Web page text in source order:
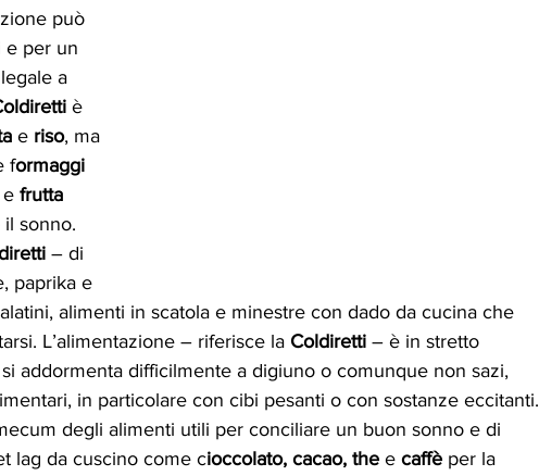
può
e per un
a
è
e riso, ma
formaggi
frutta
sonno.
– di
paprika e
alimenti in scatola e minestre con dado da cucina che
L’alimentazione – riferisce la Coldiretti – è in stretto
addormenta difficilmente a digiuno o comunque non sazi,
in particolare con cibi pesanti o con sostanze eccitanti.
degli alimenti utili per conciliare un buon sonno e di
lag da cuscino come cioccolato, cacao, the e caffè per la